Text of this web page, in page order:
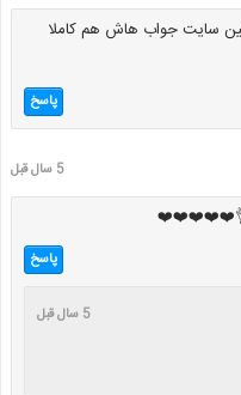
سایت جواب هاش هم کاملا
پاسخ
5 سال قبل
پاسخ
5 سال قبل